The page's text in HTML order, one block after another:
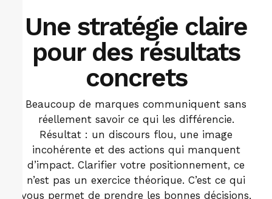
Une stratégie claire
pour des résultats
concrets
Beaucoup de marques communiquent sans
réellement savoir ce qui les différencie.
Résultat : un discours flou, une image
incohérente et des actions qui manquent
d’impact. Clarifier votre positionnement, ce
n’est pas un exercice théorique. C’est ce qui
vous permet de prendre les bonnes décisions,